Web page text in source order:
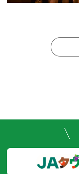
投
稿
ゲー
ショ
ン